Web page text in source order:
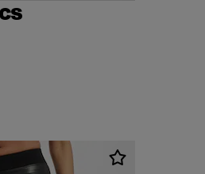
29,99 EUR